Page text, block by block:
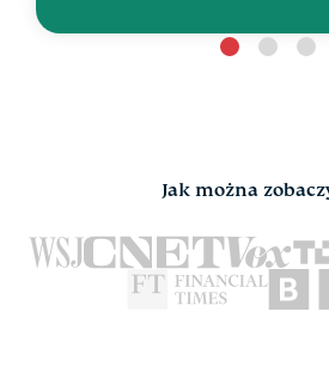
Jak można